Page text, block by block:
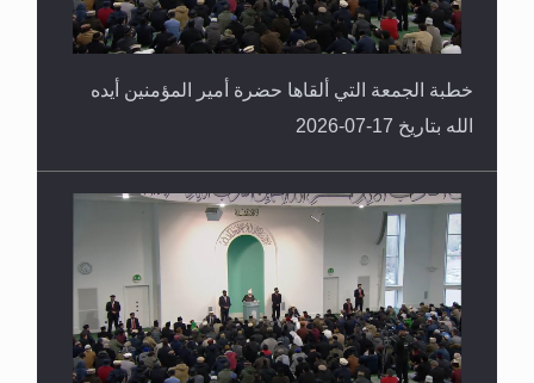
خطبة الجمعة التي ألقاها حضرة أمير المؤمنين أيده
الله بتاريخ 17-07-2026